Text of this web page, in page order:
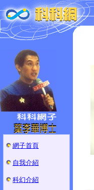
網子首頁
自我介紹
科幻介紹